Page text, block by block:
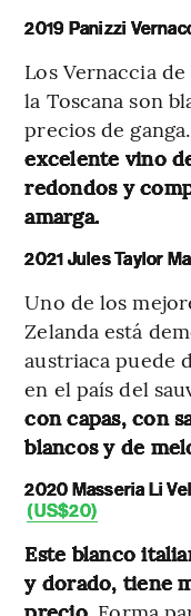
2019 Panizzi
Los Vernaccia
la Toscana son
precios de ganga.
excelente vino
redondos y
amarga.
2021 Jules Taylor
Uno de los
Zelanda está
austriaca puede
en el país del
con capas, con
blancos y de
2020 Masseria Li
(US$20)
Este blanco
y dorado, tiene